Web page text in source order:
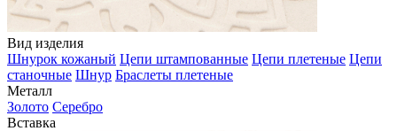
Вид изделия
Шнурок кожаный Цепи штампованные Цепи плетеные Цепи
станочные Шнур Браслеты плетеные
Металл
Золото Серебро
Вставка